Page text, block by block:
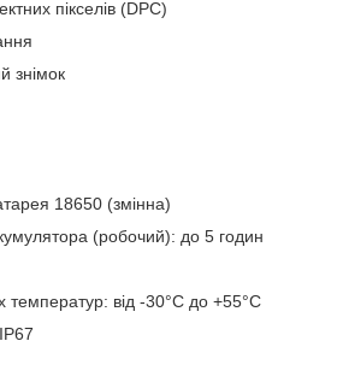
пікселів (DPC)
знімок
18650 (змінна)
(робочий): до 5 годин
температур: від -30°C до +55°C